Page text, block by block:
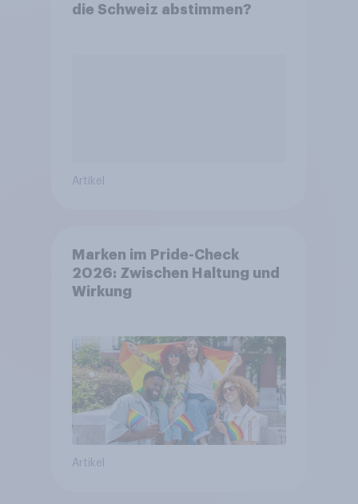
die Schweiz abstimmen?
Artikel
Marken im Pride-Check
2026: Zwischen Haltung und
Wirkung
Artikel